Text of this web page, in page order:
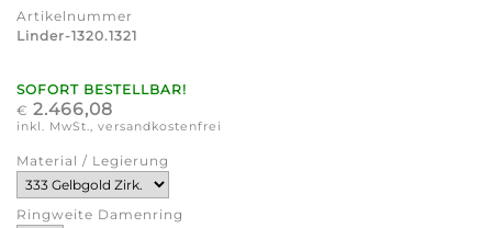
Artikelnummer
Linder-1320.1321
SOFORT BESTELLBAR!
€ 2.466,08
inkl. MwSt., versandkostenfrei
Material / Legierung
Ringweite Damenring